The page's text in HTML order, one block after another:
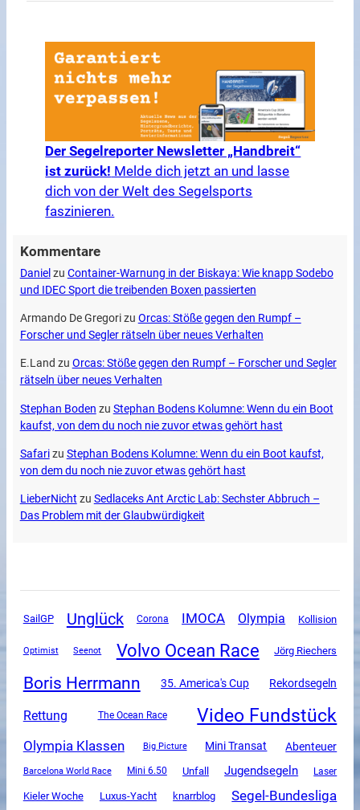
Der Segelreporter Newsletter „Handbreit“
ist zurück! Melde dich jetzt an und lasse
dich von der Welt des Segelsports
faszinieren.
Kommentare
Daniel zu Container-Warnung in der Biskaya: Wie knapp Sodebo
und IDEC Sport die treibenden Boxen passierten
Armando De Gregorizu Orcas: Stöße gegen den Rumpf –
Forscher und Segler rätseln über neues Verhalten
E.Land zu Orcas: Stöße gegen den Rumpf – Forscher und Segler
rätseln über neues Verhalten
Stephan Boden zu Stephan Bodens Kolumne: Wenn du ein Boot
kaufst, von dem du noch nie zuvor etwas gehört hast
Safarizu Stephan Bodens Kolumne: Wenn du ein Boot kaufst,
von dem du noch nie zuvor etwas gehört hast
LieberNicht zu Sedlaceks Ant Arctic Lab: Sechster Abbruch –
Das Problem mit der Glaubwürdigkeit
SailGP Unglück Corona IMOCA Olympia Kollision
Optimist Seenot Volvo Ocean Race Jörg Riechers
Boris Herrmann 35. America's Cup Rekordsegeln
Rettung The Ocean Race Video Fundstück
Olympia Klassen Big Picture Mini Transat Abenteuer
Barcelona World Race Mini 6.50 Unfall Jugendsegeln Laser
Kieler Woche Luxus-Yacht knarrblog Segel-Bundesliga